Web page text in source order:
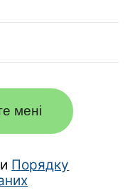
мені
Порядку